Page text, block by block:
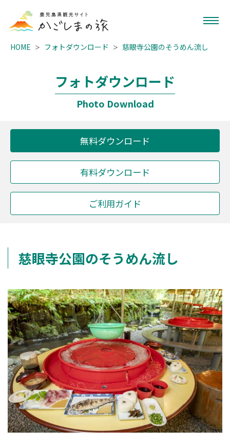
HOME フォトダウンロード 慈眼寺公園のそうめん流し
フォトダウンロード
Photo Download
無料ダウンロード
有料ダウンロード
ご利用ガイド
慈眼寺公園のそうめん流し